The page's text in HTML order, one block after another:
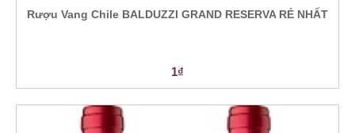
Rượu Vang Chile BALDUZZI GRAND RESERVA RẺ NHẤT
1₫